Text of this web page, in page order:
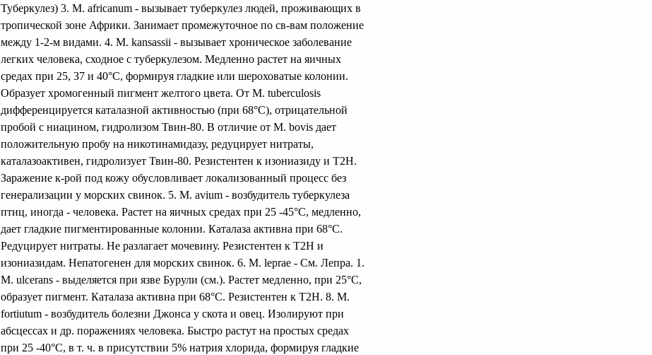
Туберкулез) 3. М. africanum - вызывает туберкулез людей, проживающих в
тропической зоне Африки. Занимает промежуточное по св-вам положение
между 1-2-м видами. 4. М. kansassii - вызывает хроническое заболевание
легких человека, сходное с туберкулезом. Медленно растет на яичных
средах при 25, 37 и 40°С, формируя гладкие или шероховатые колонии.
Образует хромогенный пигмент желтого цвета. От М. tuberculosis
дифференцируется каталазной активностью (при 68°С), отрицательной
пробой с ниацином, гидролизом Твин-80. В отличие от М. bovis дает
положительную пробу на никотинамидазу, редуцирует нитраты,
каталазоактивен, гидролизует Твин-80. Резистентен к изониазиду и Т2Н.
Заражение к-рой под кожу обусловливает локализованный процесс без
генерализации у морских свинок. 5. М. avium - возбудитель туберкулеза
птиц, иногда - человека. Растет на яичных средах при 25 -45°С, медленно,
дает гладкие пигментированные колонии. Каталаза активна при 68°С.
Редуцирует нитраты. Не разлагает мочевину. Резистентен к Т2Н и
изониазидам. Непатогенен для морских свинок. 6. М. leprae - См. Лепра. 1.
М. ulcerans - выделяется при язве Бурули (см.). Растет медленно, при 25°С,
образует пигмент. Каталаза активна при 68°С. Резистентен к Т2Н. 8. М.
fortiutum - возбудитель болезни Джонса у скота и овец. Изолируют при
абсцессах и др. поражениях человека. Быстро растут на простых средах
при 25 -40°С, в т. ч. в присутствии 5% натрия хлорида, формируя гладкие